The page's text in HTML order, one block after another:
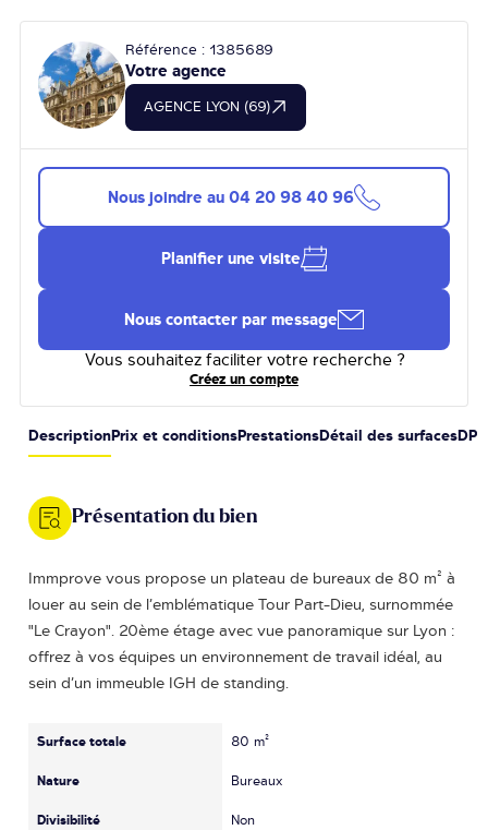
Référence : 1385689
Votre agence
AGENCE LYON (69)
Nous joindre au 04 20 98 40 96
Planifier une visite
Nous contacter par message
Vous souhaitez faciliter votre recherche ?
Créez un compte
Description Prix et conditions Prestations Détail des surfaces DPE
Présentation du bien
Immprove vous propose un plateau de bureaux de 80 m² à
louer au sein de l’emblématique Tour Part-Dieu, surnommée
"Le Crayon". 20ème étage avec vue panoramique sur Lyon :
offrez à vos équipes un environnement de travail idéal, au
sein d’un immeuble IGH de standing.
Surface totale
Nature
Divisibilité
80 m²
Bureaux
Non